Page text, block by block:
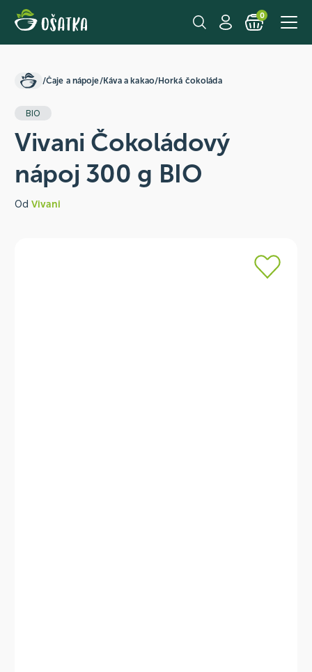
0
/Čaje a nápoje/Káva a kakao/Horká čokoláda
BIO
Vivani Čokoládový
nápoj 300 g BIO
Od Vivani